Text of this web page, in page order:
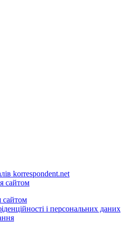
korrespondent.net
сайтом
сайтом
і персональних даних